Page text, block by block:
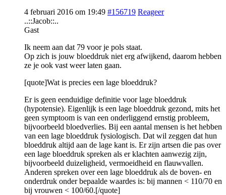
4 februari 2016 om 19:49 #156719 Reageer
..::Jacob::..
Gast
Ik neem aan dat 79 voor je pols staat.
Op zich is jouw bloeddruk niet erg afwijkend, daarom hebben
ze je ook vast weer laten gaan.
[quote]Wat is precies een lage bloeddruk?
Er is geen eenduidige definitie voor lage bloeddruk
(hypotensie). Eigenlijk is een lage bloeddruk gezond, mits het
geen symptoom is van een onderliggend ernstig probleem,
bijvoorbeeld bloedverlies. Bij een aantal mensen is het hebben
van een lage bloeddruk fysiologisch. Dat wil zeggen dat hun
bloeddruk altijd aan de lage kant is. Er zijn artsen die pas over
een lage bloeddruk spreken als er klachten aanwezig zijn,
bijvoorbeeld duizeligheid, vermoeidheid en flauwvallen.
Anderen spreken over een lage bloeddruk als de boven- en
onderdruk onder bepaalde waardes is: bij mannen < 110/70 en
bij vrouwen < 100/60.[/quote]